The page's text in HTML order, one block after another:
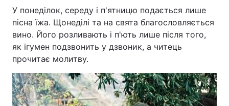
У понеділок, середу і п'ятницю подається лише
пісна їжа. Щонеділі та на свята благословляється
вино. Його розливають і п'ють лише після того,
як ігумен подзвонить у дзвоник, а читець
прочитає молитву.